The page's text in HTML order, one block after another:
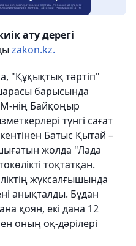
ату дерегі
zakon.kz.
"Құқықтық тәртіп"
барысында
нің Байқоңыр
түнгі сағат
Батыс Қытай –
жолда "Лада
тоқтатқан.
жүксалғышында
анықталды. Бұдан
қоян, екі дана 12
оның оқ-дәрілері